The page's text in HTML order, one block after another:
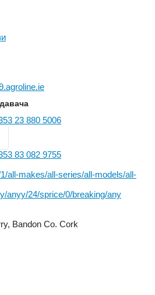
23 880 5006
83 082 9755
all-makes/all-series/all-models/all-
anyy/24/sprice/0/breaking/any
Bandon Co. Cork